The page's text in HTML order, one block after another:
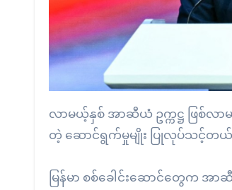
လာမယ့်နှစ် အာဆီယံ ဥက္ကဋ္ဌ ဖြစ်
တဲ့ ဆောင်ရွက်မှုမျိုး ပြုလုပ်သင့်တ
မြန်မာ စစ်ခေါင်းဆောင်တွေက